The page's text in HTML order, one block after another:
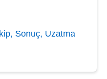
Sonuç, Uzatma